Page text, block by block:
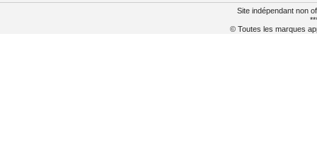
Site indépendant non
© Toutes les marques